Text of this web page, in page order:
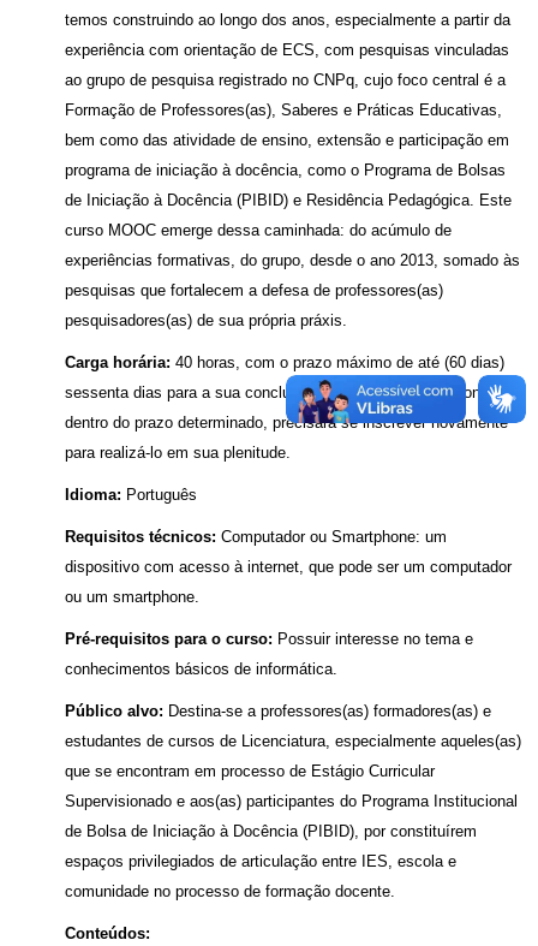
temos construindo ao longo dos anos, especialmente a partir da
experiência com orientação de ECS, com pesquisas vinculadas
ao grupo de pesquisa registrado no CNPq, cujo foco central é a
Formação de Professores(as), Saberes e Práticas Educativas,
bem como das atividade de ensino, extensão e participação em
programa de iniciação à docência, como o Programa de Bolsas
de Iniciação à Docência (PIBID) e Residência Pedagógica. Este
curso MOOC emerge dessa caminhada: do acúmulo de
experiências formativas, do grupo, desde o ano 2013, somado às
pesquisas que fortalecem a defesa de professores(as)
pesquisadores(as) de sua própria práxis.
Carga horária: 40 horas, com o prazo máximo de até (60 dias)
sessenta dias para a sua conclusão. Caso não consiga concluir
dentro do prazo determinado, precisará se inscrever novamente
para realizá-lo em sua plenitude.
Idioma: Português
Requisitos técnicos: Computador ou Smartphone: um
dispositivo com acesso à internet, que pode ser um computador
ou um smartphone.
Pré-requisitos para o curso: Possuir interesse no tema e
conhecimentos básicos de informática.
Público alvo: Destina-se a professores(as) formadores(as) e
estudantes de cursos de Licenciatura, especialmente aqueles(as)
que se encontram em processo de Estágio Curricular
Supervisionado e aos(as) participantes do Programa Institucional
de Bolsa de Iniciação à Docência (PIBID), por constituírem
espaços privilegiados de articulação entre IES, escola e
comunidade no processo de formação docente.
Conteúdos: